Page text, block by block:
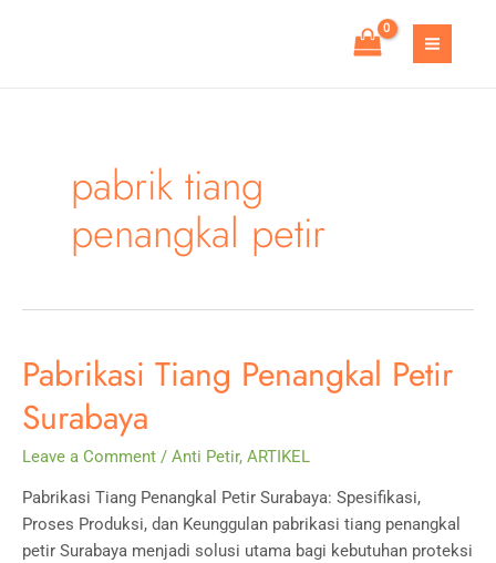
MAIN
pabrik tiang
penangkal petir
Pabrikasi Tiang Penangkal Petir
Surabaya
Leave a Comment / Anti Petir, ARTIKEL
Pabrikasi Tiang Penangkal Petir Surabaya: Spesifikasi,
Proses Produksi, dan Keunggulan pabrikasi tiang penangkal
petir Surabaya menjadi solusi utama bagi kebutuhan proteksi